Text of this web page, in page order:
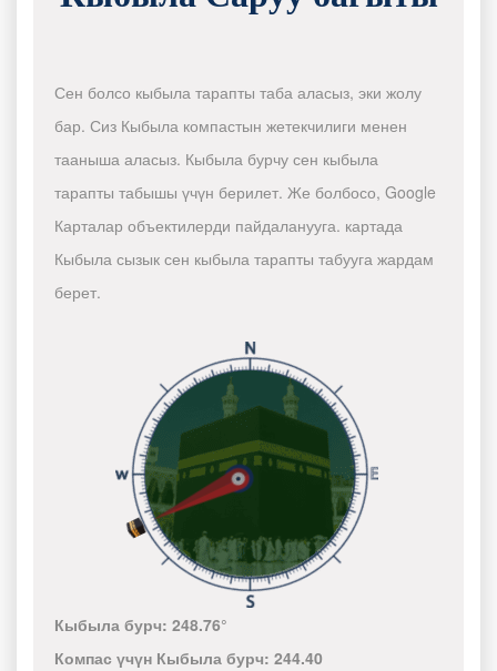
Сен болсо кыбыла тарапты таба аласыз, эки жолу
бар. Сиз Кыбыла компастын жетекчилиги менен
тааныша аласыз. Кыбыла бурчу сен кыбыла
тарапты табышы үчүн берилет. Же болбосо, Google
Карталар объектилерди пайдаланууга. картада
Кыбыла сызык сен кыбыла тарапты табууга жардам
берет.
Кыбыла бурч:248.76°
Компас үчүн Кыбыла бурч:244.40